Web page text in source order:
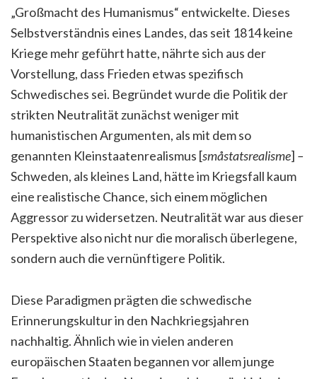
„Großmacht des Humanismus“ entwickelte. Dieses
Selbstverständnis eines Landes, das seit 1814 keine
Kriege mehr geführt hatte, nährte sich aus der
Vorstellung, dass Frieden etwas spezifisch
Schwedisches sei. Begründet wurde die Politik der
strikten Neutralität zunächst weniger mit
humanistischen Argumenten, als mit dem so
genannten Kleinstaatenrealismus [småstatsrealisme] –
Schweden, als kleines Land, hätte im Kriegsfall kaum
eine realistische Chance, sich einem möglichen
Aggressor zu widersetzen. Neutralität war aus dieser
Perspektive also nicht nur die moralisch überlegene,
sondern auch die vernünftigere Politik.
Diese Paradigmen prägten die schwedische
Erinnerungskultur in den Nachkriegsjahren
nachhaltig. Ähnlich wie in vielen anderen
europäischen Staaten begannen vor allem junge